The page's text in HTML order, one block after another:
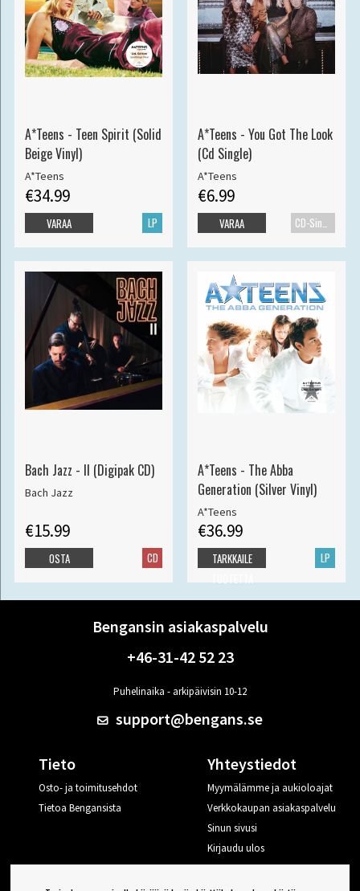
A*Teens - Teen Spirit (Solid
Beige Vinyl)
A*Teens
€34.99
LP
VARAA
A*Teens - You Got The Look
(Cd Single)
A*Teens
€6.99
VARAA
Bach Jazz - II (Digipak CD)
Bach Jazz
€15.99
CD
OSTA
A*Teens - The Abba
Generation (Silver Vinyl)
A*Teens
€36.99
LP
TARKKAILE
TUOTETTA
Bengansin asiakaspalvelu
+46-31-42 52 23
Puhelinaika - arkipäivisin 10-12
support@bengans.se
Tieto
Osto- ja toimitusehdot
Tietoa Bengansista
Yhteystiedot
Myymälämme ja aukioloajat
Verkkokaupan asiakaspalvelu
Sinun sivusi
Kirjaudu ulos